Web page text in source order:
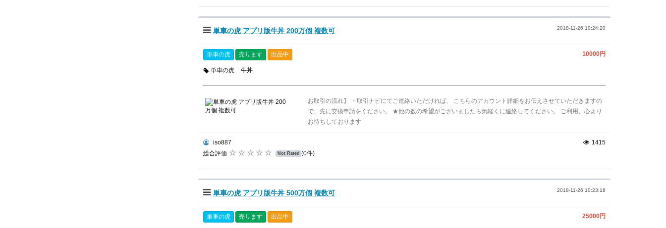
単車の虎 アプリ版牛丼 200万個 複数可 2018-11-26 10:24:20
単車の虎 売ります 出品中 10000円
単車の虎 牛丼
お取引の流れ】 ・取引ナビにてご連絡いただければ、 こちらのアカウント詳細をお伝えさせていただきますの
で、先に交換申請をください。 ★他の数の希望がございましたら気軽くに連絡してください。 ご利用、心より
お待ちしております
iso887
総合評価
Not Rated (0件)
1415
単車の虎 アプリ版牛丼 500万個 複数可 2018-11-26 10:23:18
単車の虎 売ります 出品中 25000円